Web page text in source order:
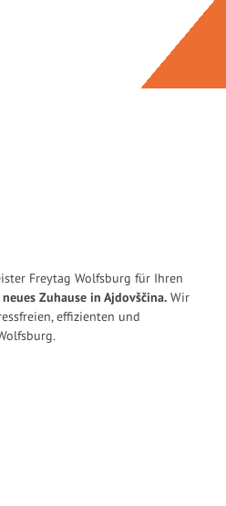
Freytag Wolfsburg für Ihren
Zuhause in Ajdovščina. Wir
effizienten und